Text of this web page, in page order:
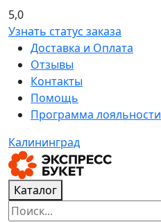
5,0
Узнать статус заказа
Доставка и Оплата
Отзывы
Контакты
Помощь
Программа лояльности
Калининград
Каталог